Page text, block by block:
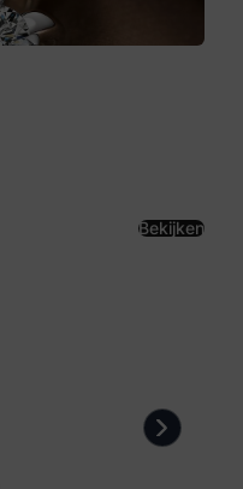
Bekijken
Next